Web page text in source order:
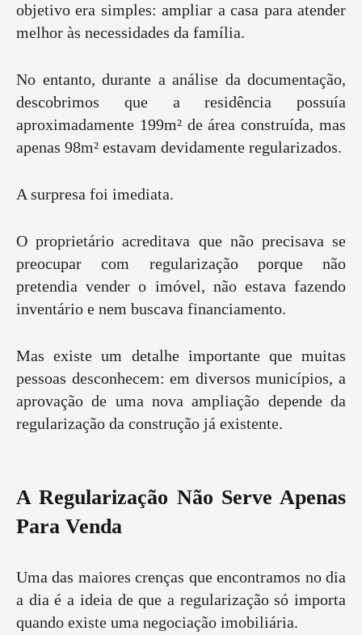
objetivo era simples: ampliar a casa para atender
melhor às necessidades da família.
No entanto, durante a análise da documentação,
descobrimos que a residência possuía
aproximadamente 199m² de área construída, mas
apenas 98m² estavam devidamente regularizados.
A surpresa foi imediata.
O proprietário acreditava que não precisava se
preocupar com regularização porque não
pretendia vender o imóvel, não estava fazendo
inventário e nem buscava financiamento.
Mas existe um detalhe importante que muitas
pessoas desconhecem: em diversos municípios, a
aprovação de uma nova ampliação depende da
regularização da construção já existente.
A Regularização Não Serve Apenas
Para Venda
Uma das maiores crenças que encontramos no dia
a dia é a ideia de que a regularização só importa
quando existe uma negociação imobiliária.